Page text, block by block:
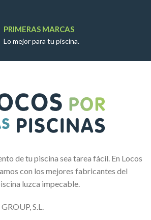
PRIMERAS MARCAS
Lo mejor para tu piscina.
de tu piscina sea tarea fácil. En Locos
con los mejores fabricantes del
luzca impecable.
S.L.